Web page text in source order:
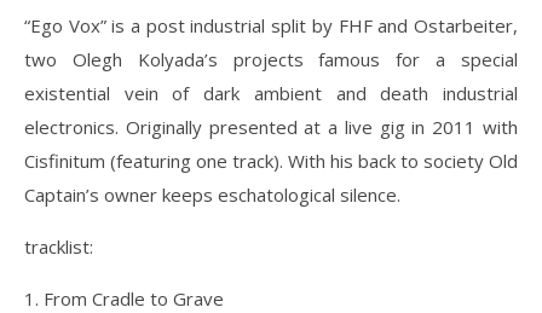
“Ego Vox” is a post industrial split by FHF and Ostarbeiter,
two Olegh Kolyada’s projects famous for a special
existential vein of dark ambient and death industrial
electronics. Originally presented at a live gig in 2011 with
Cisfinitum (featuring one track). With his back to society Old
Captain’s owner keeps eschatological silence.
tracklist:
1. From Cradle to Grave